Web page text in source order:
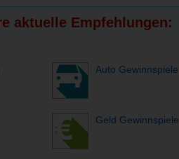
aktuelle Empfehlungen:
Auto Gewinnspiele
Geld Gewinnspiele